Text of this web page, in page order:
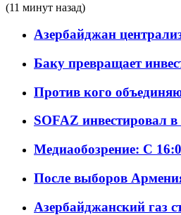
(11 минут назад)
Азербайджан
Баку превращает
Против кого
SOFAZ инвестировал
Медиаобозрение: С
После выборов
Азербайджанский газ